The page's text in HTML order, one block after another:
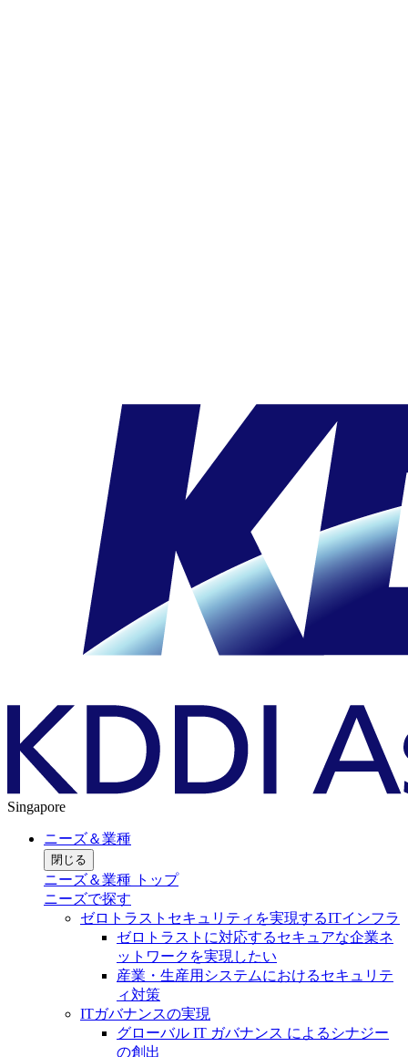
Singapore
ニーズ＆業種
閉じる
ニーズ＆業種 トップ
ニーズで探す
ゼロトラストセキュリティを実現するITインフラ
ゼロトラストに対応するセキュアな企業ネ
ットワークを実現したい
産業・生産用システムにおけるセキュリテ
ィ対策
ITガバナンスの実現
グローバル IT ガバナンス によるシナジー
の創出